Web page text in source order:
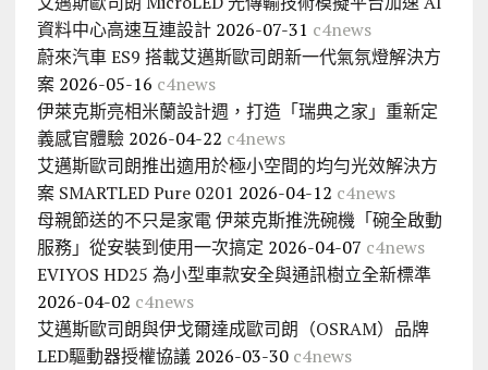
資料中心高速互連設計 2026-07-31 c4news
蔚來汽車 ES9 搭載艾邁斯歐司朗新一代氣氛燈解決方
案 2026-05-16 c4news
伊萊克斯亮相米蘭設計週，打造「瑞典之家」重新定
義感官體驗 2026-04-22 c4news
艾邁斯歐司朗推出適用於極小空間的均勻光效解決方
案 SMARTLED Pure 0201 2026-04-12 c4news
母親節送的不只是家電 伊萊克斯推洗碗機「碗全啟動
服務」從安裝到使用一次搞定 2026-04-07 c4news
EVIYOS HD25 為小型車款安全與通訊樹立全新標準
2026-04-02 c4news
艾邁斯歐司朗與伊戈爾達成歐司朗（OSRAM）品牌
LED驅動器授權協議 2026-03-30 c4news